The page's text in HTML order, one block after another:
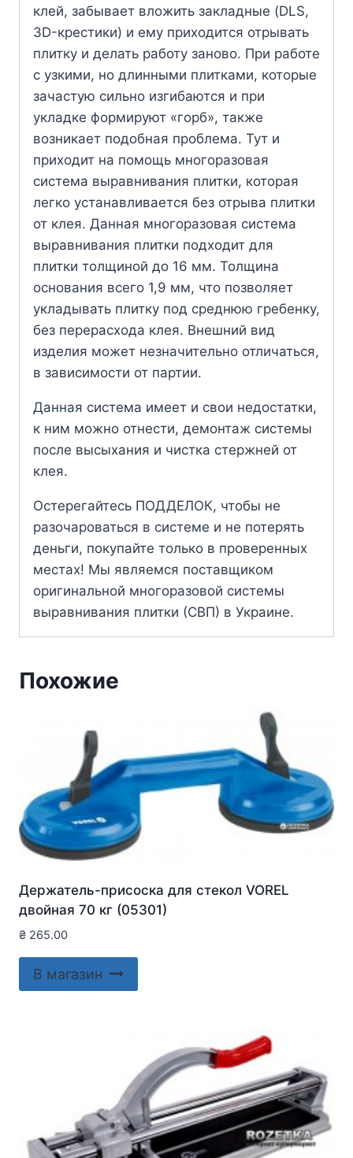
клей, забывает вложить закладные (DLS,
3D-крестики) и ему приходится отрывать
плитку и делать работу заново. При работе
с узкими, но длинными плитками, которые
зачастую сильно изгибаются и при
укладке формируют «горб», также
возникает подобная проблема. Тут и
приходит на помощь многоразовая
система выравнивания плитки, которая
легко устанавливается без отрыва плитки
от клея. Данная многоразовая система
выравнивания плитки подходит для
плитки толщиной до 16 мм. Толщина
основания всего 1,9 мм, что позволяет
укладывать плитку под среднюю гребенку,
без перерасхода клея. Внешний вид
изделия может незначительно отличаться,
в зависимости от партии.
Данная система имеет и свои недостатки,
к ним можно отнести, демонтаж системы
после высыхания и чистка стержней от
клея.
Остерегайтесь ПОДДЕЛОК, чтобы не
разочароваться в системе и не потерять
деньги, покупайте только в проверенных
местах! Мы являемся поставщиком
оригинальной многоразовой системы
выравнивания плитки (СВП) в Украине.
Похожие
Держатель-присоска для стекол VOREL
двойная 70 кг (05301)
₴ 265.00
В магазин